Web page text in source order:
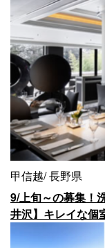
甲信越 長野県
9/上旬～の募集！
井沢】キレイな個